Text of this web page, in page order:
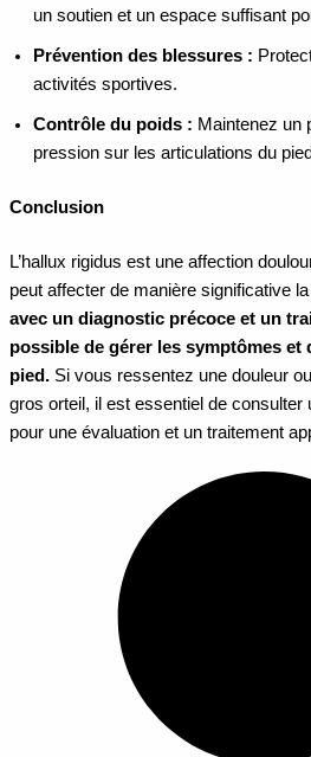
un soutien et un espace suffisant
Prévention des blessures :
activités sportives.
Contrôle du poids : Maintenez un
pression sur les articulations du
Conclusion
L’hallux rigidus est une affection
peut affecter de manière significative
avec un diagnostic précoce et un
possible de gérer les symptômes et
pied. Si vous ressentez une douleur
gros orteil, il est essentiel de consulter
pour une évaluation et un traitement